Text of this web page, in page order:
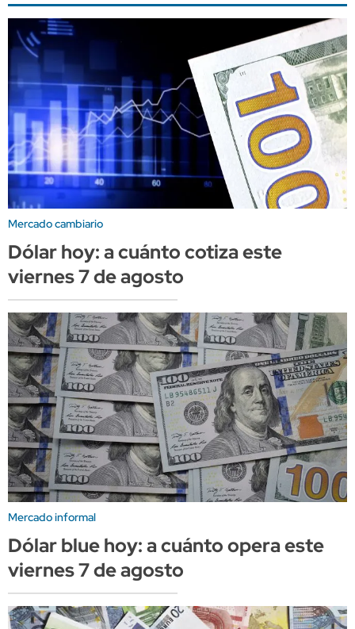
Mercado cambiario
Dólar hoy: a cuánto cotiza este
viernes 7 de agosto
Mercado informal
Dólar blue hoy: a cuánto opera este
viernes 7 de agosto